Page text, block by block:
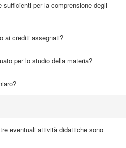
per la comprensione degli
ai crediti assegnati?
per lo studio della materia?
eventuali attività didattiche sono